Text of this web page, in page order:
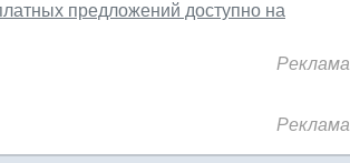
предложений доступно на
Реклама
Реклама